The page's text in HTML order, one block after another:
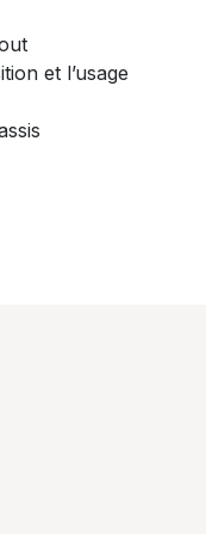
et l’usage